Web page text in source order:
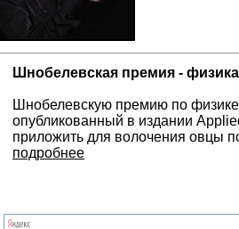
Шнобелевская премия -
Шнобелевскую премию по физике
опубликованный в издании
приложить для волочения овцы
подробнее